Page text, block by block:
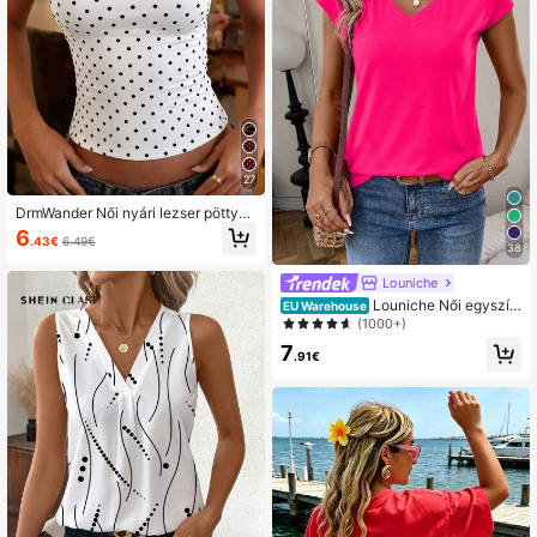
27
DrmWander Női nyári lezser pöttyö
s, testhezálló, pántnélküli trikó
6.43€ 6.49€ 38
Louniche
EU Warehouse Louniche Női egyszín
ű V-nyakú denevérujjú alkalmi soko
(1000+)
7.91€